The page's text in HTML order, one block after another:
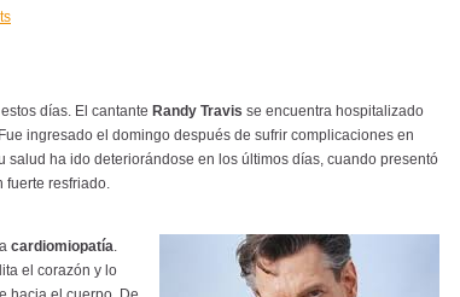
días. El cantante Randy Travis se encuentra hospitalizado
ingresado el domingo después de sufrir complicaciones en
salud ha ido deteriorándose en los últimos días, cuando presentó
fuerte resfriado.
cardiomiopatía.
el corazón y lo